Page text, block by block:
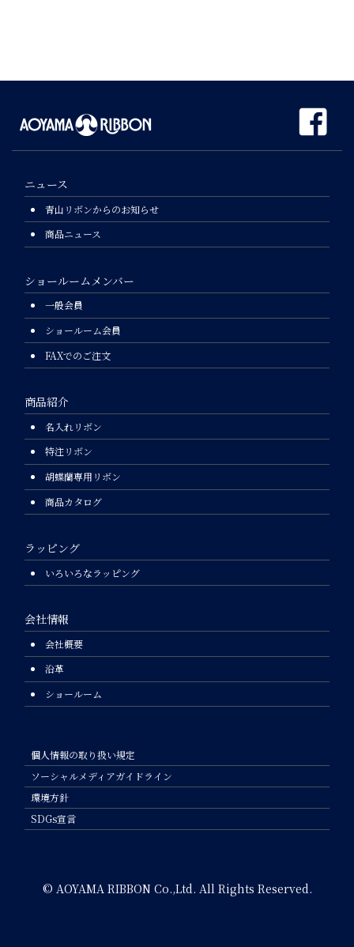
ニュース
青山リボンからのお知らせ
商品ニュース
ショールームメンバー
一般会員
ショールーム会員
FAXでのご注文
商品紹介
名入れリボン
特注リボン
胡蝶蘭専用リボン
商品カタログ
ラッピング
いろいろなラッピング
会社情報
会社概要
沿革
ショールーム
個人情報の取り扱い規定
ソーシャルメディアガイドライン
環境方針
SDGs宣言
© AOYAMA RIBBON Co.,Ltd. All Rights Reserved.